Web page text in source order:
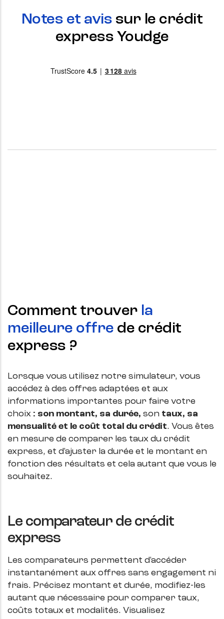
Notes et avis sur le crédit
express Youdge
Comment trouver la
meilleure offre de crédit
express ?
Lorsque vous utilisez notre simulateur, vous
accédez à des offres adaptées et aux
informations importantes pour faire votre
choix : son montant, sa durée, son taux, sa
mensualité et le coût total du crédit. Vous êtes
en mesure de comparer les taux du crédit
express, et d'ajuster la durée et le montant en
fonction des résultats et cela autant que vous le
souhaitez.
Le comparateur de crédit
express
Les comparateurs permettent d'accéder
instantanément aux offres sans engagement ni
frais. Précisez montant et durée, modifiez-les
autant que nécessaire pour comparer taux,
coûts totaux et modalités. Visualisez